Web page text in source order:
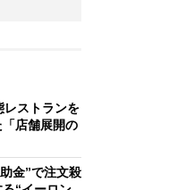
レストランを
店舗展開の
金”で注文殺